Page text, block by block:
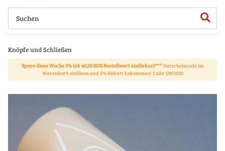
Knöpfe und Schließen
Spare diese Woche 5% (ab 40,00 EUR Bestellwert einlösbar)***Gutscheincode im
Warenkorb einlösen und 5% Rabatt bekommen! Code: GW2020